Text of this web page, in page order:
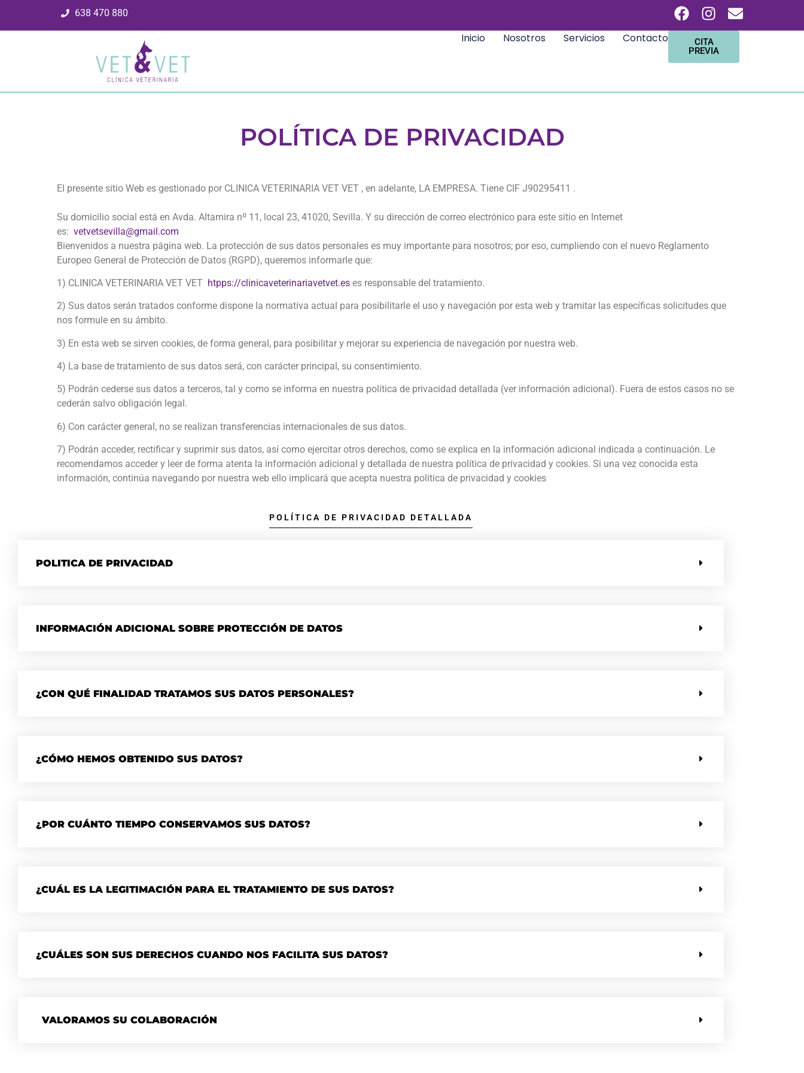
638 470 880
Inicio Nosotros Servicios Contacto
CITA
PREVIA
POLÍTICA DE PRIVACIDAD
El presente sitio Web es gestionado por CLINICA VETERINARIAVET VET , en adelante, LA EMPRESA. Tiene CIF J90295411 .
Su domicilio social está en Avda. Altamira nº 11, local 23, 41020, Sevilla. Y su dirección de correo electrónico para este sitio en Internet
es:vetvetsevilla@gmail.com
Bienvenidos a nuestra página web. La protección de sus datos personales es muy importante para nosotros; por eso, cumpliendo con el nuevo Reglamento
Europeo General de Protección de Datos (RGPD), queremos informarle que:
1) CLINICA VETERINARIA VET VET htpps://clinicaveterinariavetvet.es es responsable del tratamiento.
2) Sus datos serán tratados conforme dispone la normativa actual para posibilitarle el uso y navegación por esta web y tramitar las específicas solicitudes que
nos formule en su ámbito.
3) En esta web se sirven cookies, de forma general, para posibilitar y mejorar su experiencia de navegación por nuestra web.
4) La base de tratamiento de sus datos será, con carácter principal, su consentimiento.
5) Podrán cederse sus datos a terceros, tal y como se informa en nuestra política de privacidad detallada (ver información adicional). Fuera de estos casos no se
cederán salvo obligación legal.
6) Con carácter general, no se realizan transferencias internacionales de sus datos.
7) Podrán acceder, rectificar y suprimir sus datos, así como ejercitar otros derechos, como se explica en la información adiciona l indicada a continuación. Le
recomendamos acceder y leer de forma atenta la información adicional y detallada de nuestra política de privacidad y cookies. Si una vez conocida esta
información, continúa navegando por nuestra web ello implicará que acepta nuestra política de privacidad y cookies
POLÍTICA DE PRIVACIDAD DETALLADA
POLITICA DE PRIVACIDAD
INFORMACIÓN ADICIONAL SOBRE PROTECCIÓN DE DATOS
¿CON QUÉ FINALIDAD TRATAMOS SUS DATOS PERSONALES?
¿CÓMO HEMOS OBTENIDO SUS DATOS?
¿POR CUÁNTO TIEMPO CONSERVAMOS SUS DATOS?
¿CUÁL ES LA LEGITIMACIÓN PARA EL TRATAMIENTO DE SUS DATOS?
¿CUÁLES SON SUS DERECHOS CUANDO NOS FACILITA SUS DATOS?
VALORAMOS SU COLABORACIÓN